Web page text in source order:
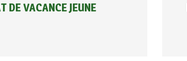
DE VACANCE JEUNE